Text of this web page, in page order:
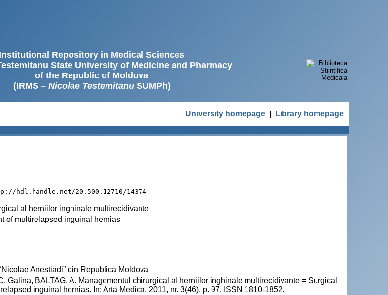
Institutional Repository in Medical Sciences
State University of Medicine and Pharmacy
of the Republic of Moldova
(IRMS – Nicolae TestemitanuSUMPh)
University homepage Library homepage
hdl.handle.net/20.500.12710/14374
al herniilor inghinale multirecidivante
of multirelapsed inguinal hernias
Anestiadi” din Republica Moldova
Galina, BALTAG, A. Managementul chirurgical al herniilor inghinale multirecidivante = Surgical
inguinal hernias. In: Arta Medica. 2011, nr. 3(46), p. 97. ISSN 1810-1852.